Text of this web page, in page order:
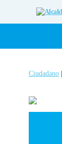
Ciudadano